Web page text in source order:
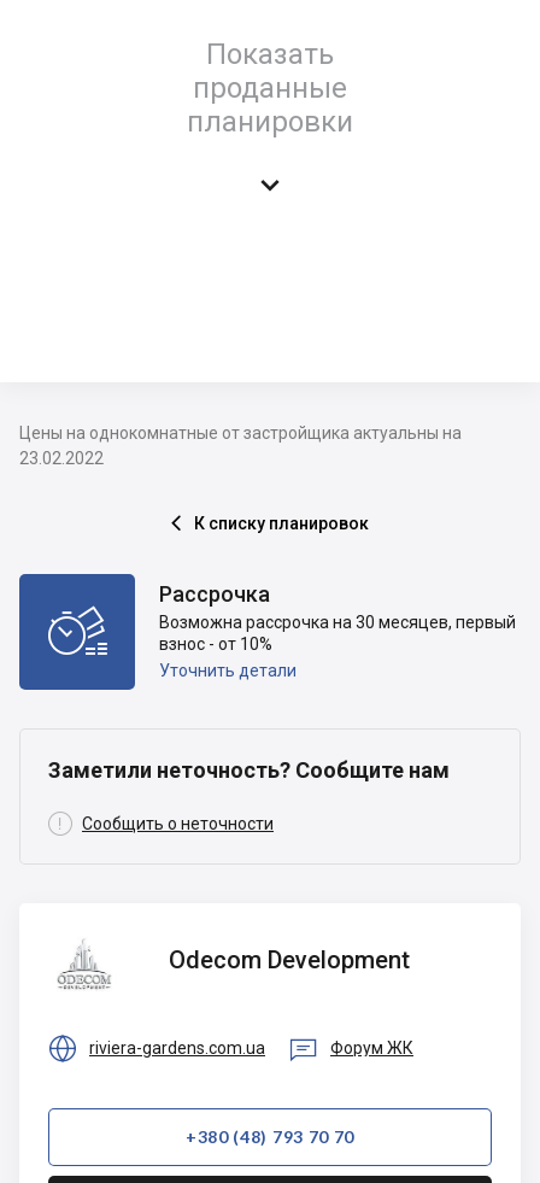
Показать
проданные
планировки

Цены на однокомнатные от застройщика актуальны на
23.02.2022
 К списку планировок

Рассрочка
Возможна рассрочка на 30 месяцев, первый
взнос - от 10%
Уточнить детали
Заметили неточность? Сообщите нам
 Сообщить о неточности
Odecom
Development
Odecom Development
 riviera-gardens.com.ua  Форум ЖК
+380 (48) 793 70 70